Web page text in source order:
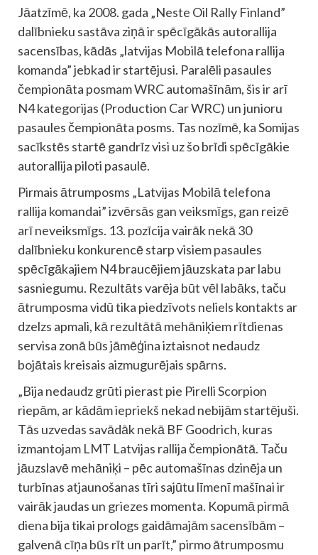
Jāatzīmē, ka 2008. gada „Neste Oil Rally Finland”
dalībnieku sastāva ziņā ir spēcīgākās autorallija
sacensības, kādās „latvijas Mobilā telefona rallija
komanda” jebkad ir startējusi. Paralēli pasaules
čempionāta posmam WRC automašīnām, šis ir arī
N4 kategorijas (Production Car WRC) un junioru
pasaules čempionāta posms. Tas nozīmē, ka Somijas
sacīkstēs startē gandrīz visi uz šo brīdi spēcīgākie
autorallija piloti pasaulē.
Pirmais ātrumposms „Latvijas Mobilā telefona
rallija komandai” izvērsās gan veiksmīgs, gan reizē
arī neveiksmīgs. 13. pozīcija vairāk nekā 30
dalībnieku konkurencē starp visiem pasaules
spēcīgākajiem N4 braucējiem jāuzskata par labu
sasniegumu. Rezultāts varēja būt vēl labāks, taču
ātrumposma vidū tika piedzīvots neliels kontakts ar
dzelzs apmali, kā rezultātā mehāniķiem rītdienas
servisa zonā būs jāmēģina iztaisnot nedaudz
bojātais kreisais aizmugurējais spārns.
„Bija nedaudz grūti pierast pie Pirelli Scorpion
riepām, ar kādām iepriekš nekad nebijām startējuši.
Tās uzvedas savādāk nekā BF Goodrich, kuras
izmantojam LMT Latvijas rallija čempionātā. Taču
jāuzslavē mehāniķi – pēc automašīnas dzinēja un
turbīnas atjaunošanas tīri sajūtu līmenī mašīnai ir
vairāk jaudas un griezes momenta. Kopumā pirmā
diena bija tikai prologs gaidāmajām sacensībām –
galvenā cīņa būs rīt un parīt,” pirmo ātrumposmu